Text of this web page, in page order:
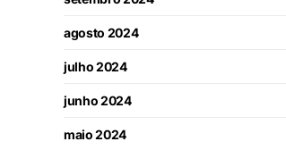
agosto 2024
julho 2024
junho 2024
maio 2024